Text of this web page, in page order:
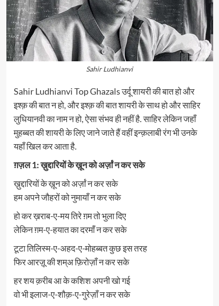
Sahir Ludhianvi
Sahir Ludhianvi Top Ghazals उर्दू शायरी की बात हो और
इश्क़ की बात न हो, और इश्क़ की बात शायरी के साथ हो और साहिर
लुधियानवी का नाम न हो, ऐसा संभव ही नहीं है. साहिर लेकिन जहाँ
मुहब्बत की शायरी के लिए जाने जाते हैं वहीं इन्क़लाबी रंग भी उनके
यहाँ खिल कर आता है.
ग़ज़ल 1: ख़ुद्दारियों के ख़ून को अर्ज़ां न कर सके
ख़ुद्दारियों के ख़ून को अर्ज़ां न कर सके
हम अपने जौहरों को नुमायाँ न कर सके
हो कर ख़राब-ए-मय तिरे ग़म तो भुला दिए
लेकिन ग़म-ए-हयात का दरमाँ न कर सके
टूटा तिलिस्म-ए-अहद-ए-मोहब्बत कुछ इस तरह
फिर आरज़ू की शम्अ फ़िरोज़ाँ न कर सके
हर शय क़रीब आ के कशिश अपनी खो गई
वो भी इलाज-ए-शौक़-ए-गुरेज़ाँ न कर सके